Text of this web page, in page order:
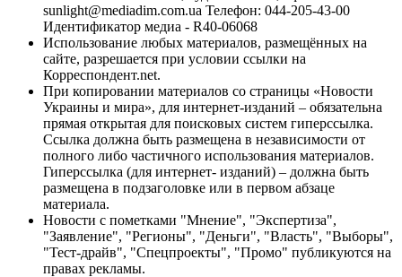
sunlight@mediadim.com.ua Телефон: 044-205-43-00
Идентификатор медиа - R40-06068
Использование любых материалов, размещённых на
сайте, разрешается при условии ссылки на
Корреспондент.net.
При копировании материалов со страницы «Новости
Украины и мира», для интернет-изданий – обязательна
прямая открытая для поисковых систем гиперссылка.
Ссылка должна быть размещена в независимости от
полного либо частичного использования материалов.
Гиперссылка (для интернет- изданий) – должна быть
размещена в подзаголовке или в первом абзаце
материала.
Новости с пометками "Мнение", "Экспертиза",
"Заявление", "Регионы", "Деньги", "Власть", "Выборы",
"Тест-драйв", "Спецпроекты", "Промо" публикуются на
правах рекламы.